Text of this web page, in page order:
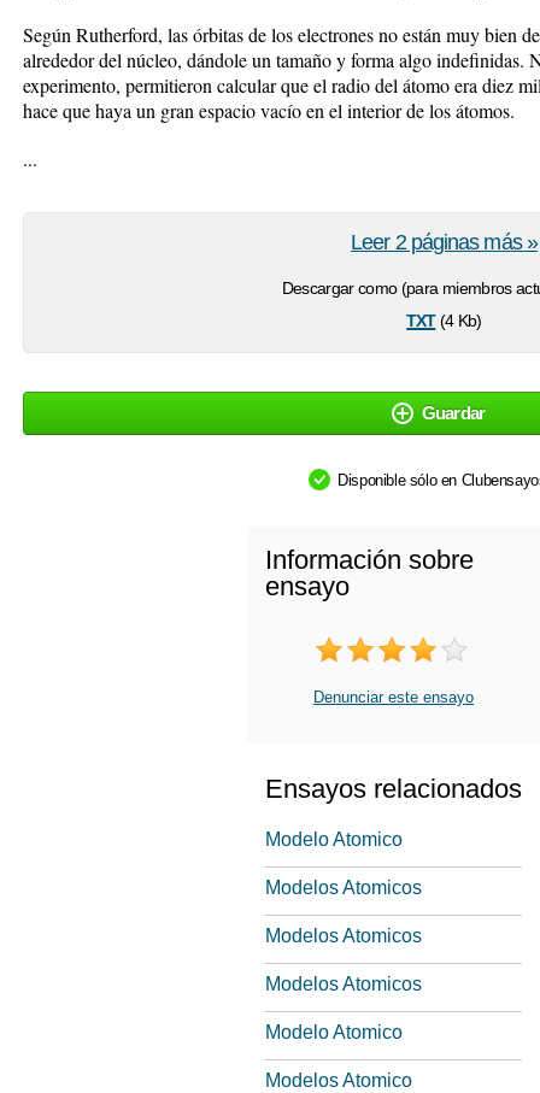
Según Rutherford, las órbitas de los electrones no están muy bien
alrededor del núcleo, dándole un tamaño y forma algo indefinidas.
experimento, permitieron calcular que el radio del átomo era diez
hace que haya un gran espacio vacío en el interior de los átomos.
...
Descargar como (para miembros
txt(4 Kb)
Leer 2 páginas más »
Guardar
Disponible sólo en
Información sobre
ensayo
Denunciar este ensayo
Ensayos relacionados
Modelo Atomico
Modelos Atomicos
Modelos Atomicos
Modelos Atomicos
Modelo Atomico
Modelos Atomico